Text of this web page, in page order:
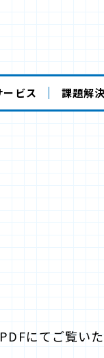
ービス 課題解
にてご覧い